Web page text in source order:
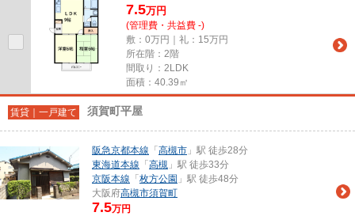
7.5万円
(管理費・共益費 -)
敷：0万円｜礼：15万円
所在階：2階
間取り：2LDK
面積：40.39㎡
賃貸｜一戸建て 須賀町平屋
阪急京都本線 「 高槻市 」駅 徒歩28分
東海道本線 「 高槻 」駅 徒歩33分
京阪本線 「 枚方公園 」駅 徒歩48分
大阪府高槻市須賀町
7.5万円